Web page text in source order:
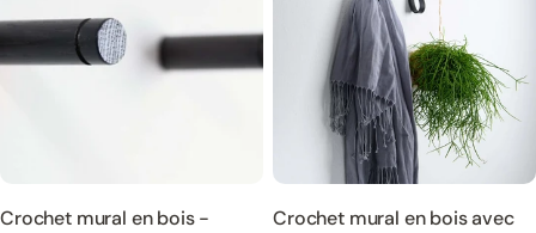
Crochet mural en bois -
Crochet mural en bois avec